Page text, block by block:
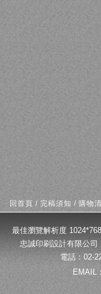
回首頁 /完稿須知 /購物
最佳瀏覽解析度
忠誠印刷設計有限公
電話：02-
EMAIL